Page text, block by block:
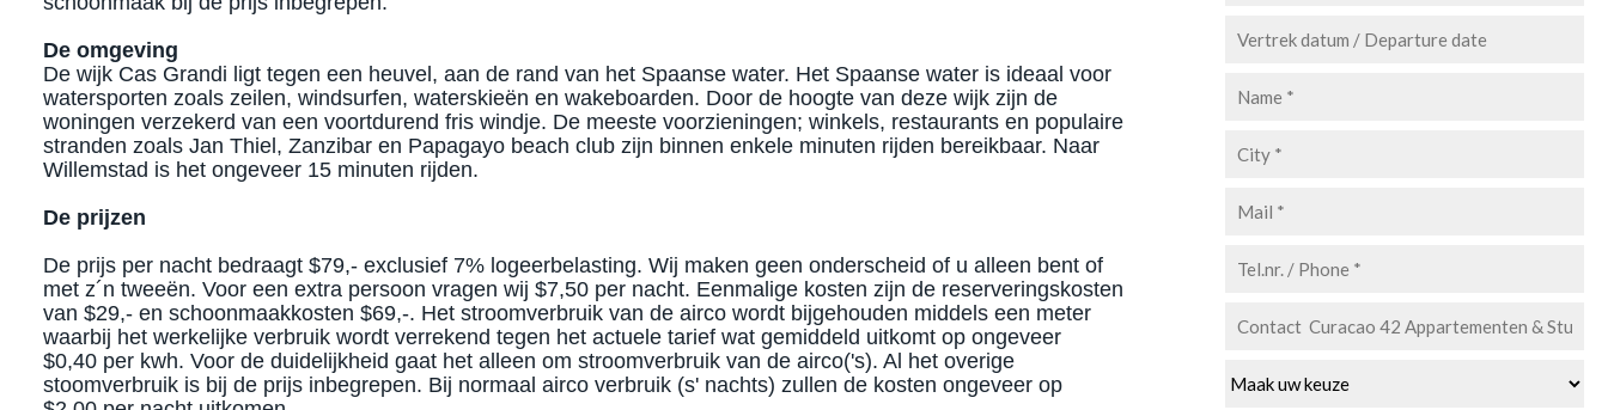
De omgeving
De wijk Cas Grandi ligt tegen een heuvel, aan de rand van het Spaanse water. Het Spaanse water is ideaal voor
watersporten zoals zeilen, windsurfen, waterskieën en wakeboarden. Door de hoogte van deze wijk zijn de
woningen verzekerd van een voortdurend fris windje. De meeste voorzieningen; winkels, restaurants en populaire
stranden zoals Jan Thiel, Zanzibar en Papagayo beach club zijn binnen enkele minuten rijden bereikbaar. Naar
Willemstad is het ongeveer 15 minuten rijden.​
De prijzen
De prijs per nacht bedraagt $79,- exclusief 7% logeerbelasting. Wij maken geen onderscheid of u alleen bent of
met z´n tweeën. Voor een extra persoon vragen wij $7,50 per nacht. Eenmalige kosten zijn de reserveringskosten
van $29,- en schoonmaakkosten $69,-. Het stroomverbruik van de airco wordt bijgehouden middels een meter
waarbij het werkelijke verbruik wordt verrekend tegen het actuele tarief wat gemiddeld uitkomt op ongeveer
$0,40 per kwh. Voor de duidelijkheid gaat het alleen om stroomverbruik van de airco('s). Al het overige
stoomverbruik is bij de prijs inbegrepen. Bij normaal airco verbruik (s' nachts) zullen de kosten ongeveer op